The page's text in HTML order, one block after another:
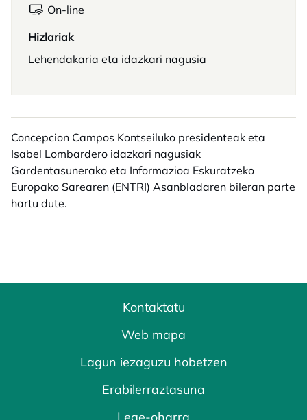
On-line
Hizlariak
Lehendakaria eta idazkari nagusia
Concepcion Campos Kontseiluko presidenteak eta
Isabel Lombardero idazkari nagusiak
Gardentasunerako eta Informazioa Eskuratzeko
Europako Sarearen (ENTRI) Asanbladaren bileran parte
hartu dute.
Kontaktatu
Web mapa
Lagun iezaguzu hobetzen
Erabilerraztasuna